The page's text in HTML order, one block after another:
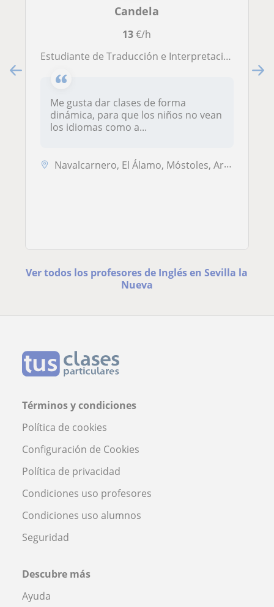
Candela
13€/h
Estudiante de Traducción e Interpretación, con C1 de ingles y B2 de francés a la que le encanta enseñar idiomas a los niños.
Me gusta dar clases de forma
dinámica, para que los niños no vean
los idiomas como a...
Navalcarnero, El Álamo, Móstoles, Arroyomolinos (Madrid), Sevilla la N...
Ver todos los profesores de Inglés en Sevilla la
Nueva
Términos y condiciones
Política de cookies
Configuración de Cookies
Política de privacidad
Condiciones uso profesores
Condiciones uso alumnos
Seguridad
Descubre más
Ayuda